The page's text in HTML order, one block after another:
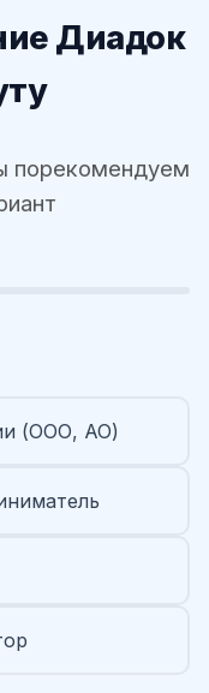
Диадок
порекомендуем
(ООО, АО)